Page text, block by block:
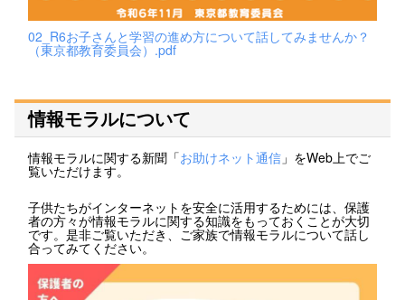
02_R6お子さんと学習の進め方について話してみませんか？
（東京都教育委員会）.pdf
情報モラルについて
情報モラルに関する新聞「お助けネット通信 」をWeb上でご
覧いただけます。
子供たちがインターネットを安全に活用するためには、保護
者の方々が情報モラルに関する知識をもっておくことが大切
です。是非ご覧いただき、ご家族で情報モラルについて話し
合ってみてください。